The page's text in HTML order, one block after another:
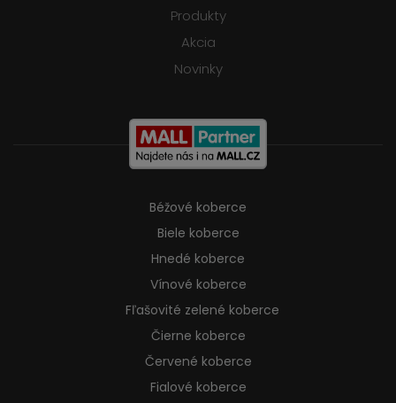
Produkty
Akcia
Novinky
Béžové koberce
Biele koberce
Hnedé koberce
Vínové koberce
Fľašovité zelené koberce
Čierne koberce
Červené koberce
Fialové koberce